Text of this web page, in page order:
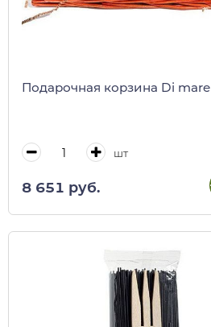
Подарочная корзина Di mare
шт
8 651 руб.